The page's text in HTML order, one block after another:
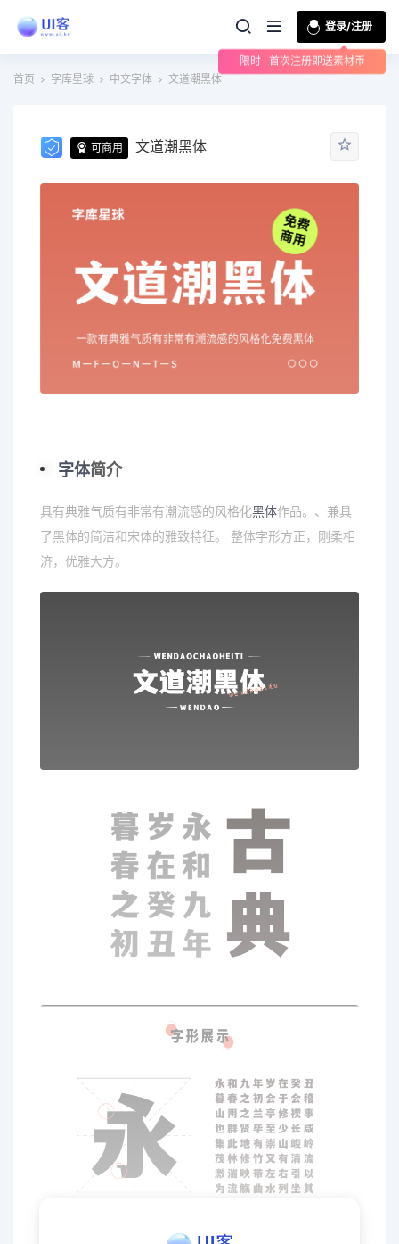
登录/注册
限时 · 首次注册即送素材币
首页
字库星球 中文字体 文道潮黑体
可商用 文道潮黑体
字体简介
具有典雅气质有非常有潮流感的风格化黑体作品。、兼具
了黑体的简洁和宋体的雅致特征。 整体字形方正，刚柔相
济，优雅大方。